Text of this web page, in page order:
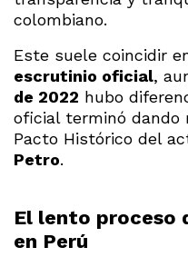
colombiano.
Este suele coincidir
escrutinio oficial,
de 2022 hubo
oficial terminó dando
Pacto Histórico del
Petro.
El lento proceso
en Perú